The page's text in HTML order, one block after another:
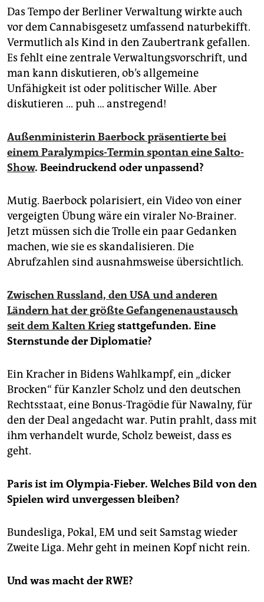
Das Tempo der Berliner Verwaltung wirkte auch
vor dem Cannabisgesetz umfassend naturbekifft.
Vermutlich als Kind in den Zaubertrank gefallen.
Es fehlt eine zentrale Verwaltungsvorschrift, und
man kann diskutieren, ob’s allgemeine
Unfähigkeit ist oder politischer Wille. Aber
diskutieren … puh … anstregend!
Außenministerin Baerbock präsentierte bei
einem Paralympics-Termin spontan eine Salto-
Show. Beeindruckend oder unpassend?
Mutig. Baerbock polarisiert, ein Video von einer
vergeigten Übung wäre ein viraler No-Brainer.
Jetzt müssen sich die Trolle ein paar Gedanken
machen, wie sie es skandalisieren. Die
Abrufzahlen sind ausnahmsweise übersichtlich.
Zwischen Russland, den USA und anderen
Ländern hat der größte Gefangenenaustausch
seit dem Kalten Kriegstattgefunden. Eine
Sternstunde der Diplomatie?
Ein Kracher in Bidens Wahlkampf, ein „dicker
Brocken“ für Kanzler Scholz und den deutschen
Rechtsstaat, eine Bonus-Tragödie für Nawalny, für
den der Deal angedacht war. Putin prahlt, dass mit
ihm verhandelt wurde, Scholz beweist, dass es
geht.
Paris ist im Olympia-Fieber. Welches Bild von den
Spielen wird unvergessen bleiben?
Bundesliga, Pokal, EM und seit Samstag wieder
Zweite Liga. Mehr geht in meinen Kopf nicht rein.
Und was macht der RWE?